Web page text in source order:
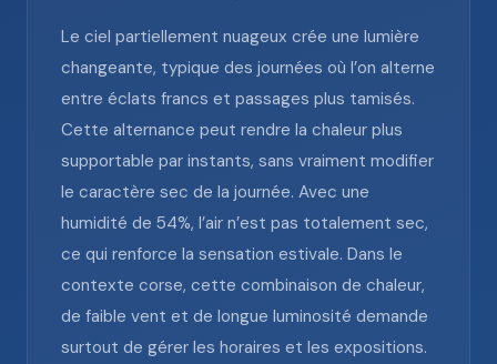
Le ciel partiellement nuageux crée une lumière
changeante, typique des journées où l’on alterne
entre éclats francs et passages plus tamisés.
Cette alternance peut rendre la chaleur plus
supportable par instants, sans vraiment modifier
le caractère sec de la journée. Avec une
humidité de 54%, l’air n’est pas totalement sec,
ce qui renforce la sensation estivale. Dans le
contexte corse, cette combinaison de chaleur,
de faible vent et de longue luminosité demande
surtout de gérer les horaires et les expositions.